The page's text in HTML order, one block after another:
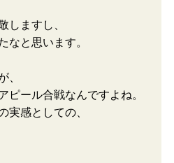
しますし、
なと思います。
、
ピール合戦なんですよね。
実感としての、